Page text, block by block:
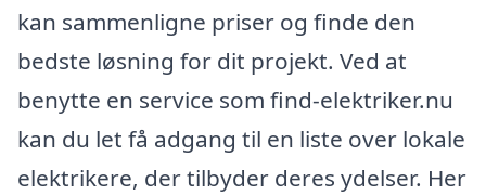
kan sammenligne priser og finde den
bedste løsning for dit projekt. Ved at
benytte en service som find-elektriker.nu
kan du let få adgang til en liste over lokale
elektrikere, der tilbyder deres ydelser. Her